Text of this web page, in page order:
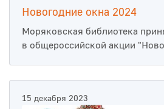
Новогодние окна 2024
Моряковская библиотека
в общероссийской акции
15 декабря 2023